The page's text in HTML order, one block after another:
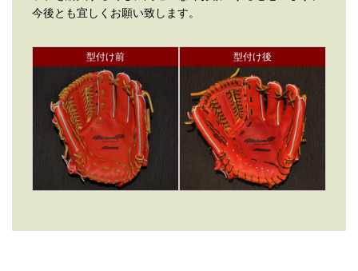
今後とも宜しくお願い致します。
型付け前 型付け後